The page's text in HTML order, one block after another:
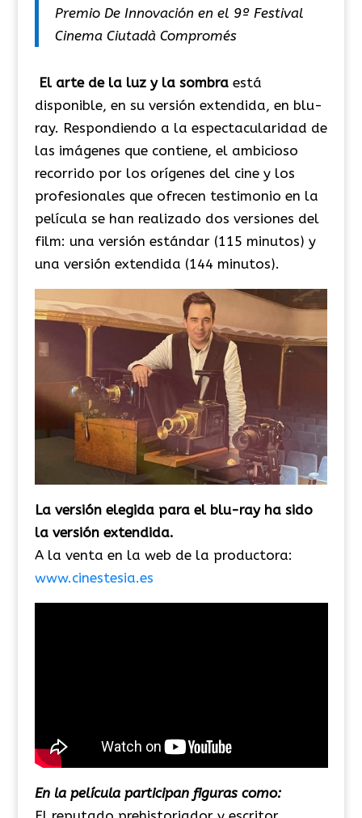
Premio De Innovación en el 9º Festival
Cinema Ciutadà Compromés
El arte de la luz y la sombraestá
disponible, en su versión extendida, en blu-
ray. Respondiendo a la espectacularidad de
las imágenes que contiene, el ambicioso
recorrido por los orígenes del cine y los
profesionales que ofrecen testimonio en la
película se han realizado dos versiones del
film: una versión estándar (115 minutos) y
una versión extendida (144 minutos).
La versión elegida para el blu-ray ha sido
la versión extendida.
A la venta en la web de la productora:
www.cinestesia.es
En la película participan figuras como: